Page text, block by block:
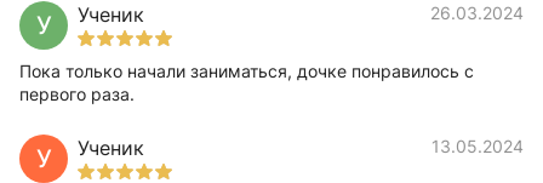
У Ученик 26.03.2024
Пока только начали заниматься, дочке понравилось с
первого раза.
У Ученик 13.05.2024